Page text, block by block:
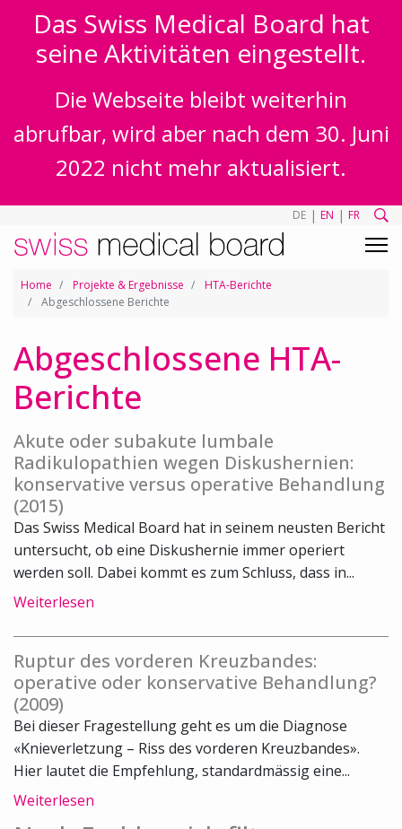
Das Swiss Medical Board hat
seine Aktivitäten eingestellt.
Die Webseite bleibt weiterhin
abrufbar, wird aber nach dem 30. Juni
2022 nicht mehr aktualisiert.
DE | EN | FR
Home Projekte & Ergebnisse
HTA-Berichte
Abgeschlossene Berichte
Abgeschlossene HTA-
Berichte
Akute oder subakute lumbale
Radikulopathien wegen Diskushernien:
konservative versus operative Behandlung
(2015)
Das Swiss Medical Board hat in seinem neusten Bericht
untersucht, ob eine Diskushernie immer operiert
werden soll. Dabei kommt es zum Schluss, dass in...
Weiterlesen
Ruptur des vorderen Kreuzbandes:
operative oder konservative Behandlung?
(2009)
Bei dieser Fragestellung geht es um die Diagnose
«Knieverletzung – Riss des vorderen Kreuzbandes».
Hier lautet die Empfehlung, standardmässig eine...
Weiterlesen